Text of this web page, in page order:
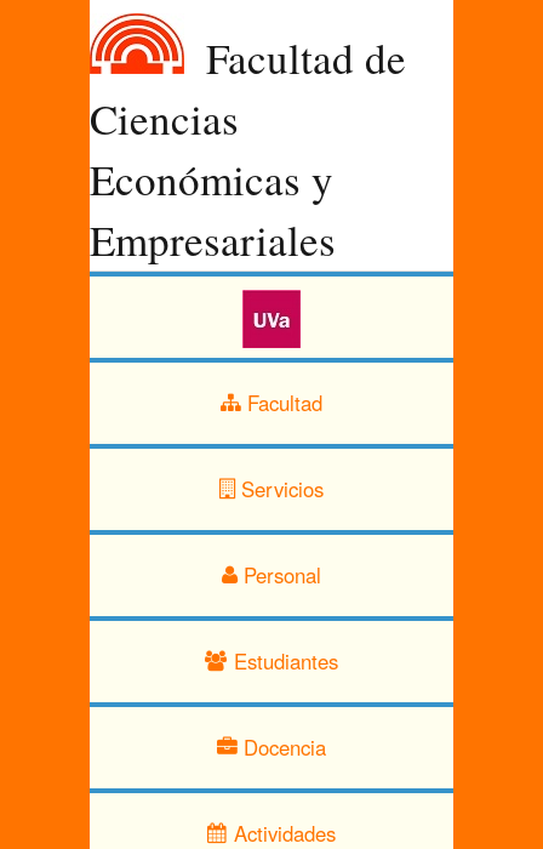
Facultad de
Ciencias
Económicas y
Empresariales
Facultad
Servicios
Personal
Estudiantes
Docencia
Actividades